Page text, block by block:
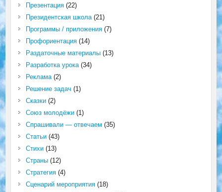
Презентация(22)
Президентская школа(21)
Программы / приложения(7)
Профориентация(14)
Раздаточные материалы(13)
Разработка урока(34)
Реклама(2)
Решение задач (1)
Сказки(2)
Союз молодёжи(1)
Спрашивали — отвечаем (35)
Статьи(43)
Стихи(13)
Страны(12)
Стратегия(4)
Сценарий мероприятия(18)